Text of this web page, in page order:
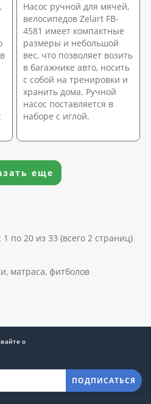
Насос ручной для мячей,
велосипедов Zelart FB-
4581 имеет компактные
размеры и небольшой
вес, что позволяет возить
в багажнике авто, носить
с собой на тренировки и
хранить дома. Ручной
насос поставляется в
наборе с иглой.
еще
1 по 20 из 33 (всего 2 страниц)
матраса, фитболов
о
ПОДПИСАТЬСЯ